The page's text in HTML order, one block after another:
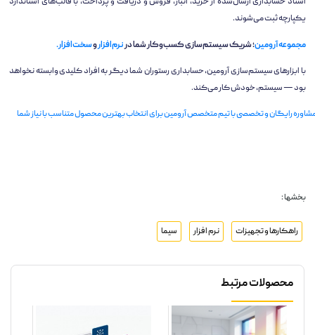
یکپارچه ثبت می‌شوند.
مجموعه آرومین؛ شریک سیستم‌سازی کسب‌وکار شما درنرم‌افزاروسخت‌افزار.
با ابزارهای سیستم‌سازی آرومین، حسابداری رستوران شما دیگر به افراد کلیدی وابسته نخواهد
بود — سیستم، خودش کار می‌کند.
رایگان و تخصصی با تیم متخصص آرومین برای انتخاب بهترین محصول متناسب با نیاز شما
بخشها :
راهکارها و تجهیزات نرم افزار سیما
محصولات مرتبط